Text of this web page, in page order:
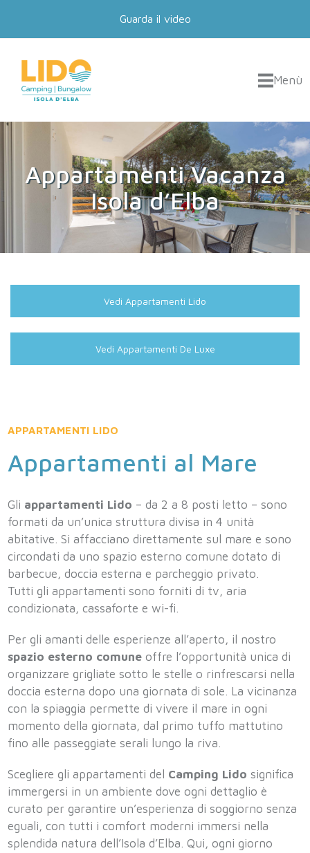
Guarda il video
Menù
Appartamenti Vacanza
Isola d’Elba
Vedi Appartamenti Lido
Vedi Appartamenti De Luxe
APPARTAMENTI LIDO
Appartamenti al Mare
Gli appartamenti Lido – da 2 a 8 posti letto – sono
formati da un’unica struttura divisa in 4 unità
abitative. Si affacciano direttamente sul mare e sono
circondati da uno spazio esterno comune dotato di
barbecue, doccia esterna e parcheggio privato.
Tutti gli appartamenti sono forniti di tv, aria
condizionata, cassaforte e wi-fi.
Per gli amanti delle esperienze all’aperto, il nostro
spazio esterno comune offre l’opportunità unica di
organizzare grigliate sotto le stelle o rinfrescarsi nella
doccia esterna dopo una giornata di sole. La vicinanza
con la spiaggia permette di vivere il mare in ogni
momento della giornata, dal primo tuffo mattutino
fino alle passeggiate serali lungo la riva.
Scegliere gli appartamenti del Camping Lido significa
immergersi in un ambiente dove ogni dettaglio è
curato per garantire un’esperienza di soggiorno senza
eguali, con tutti i comfort moderni immersi nella
splendida natura dell’Isola d’Elba. Qui, ogni giorno